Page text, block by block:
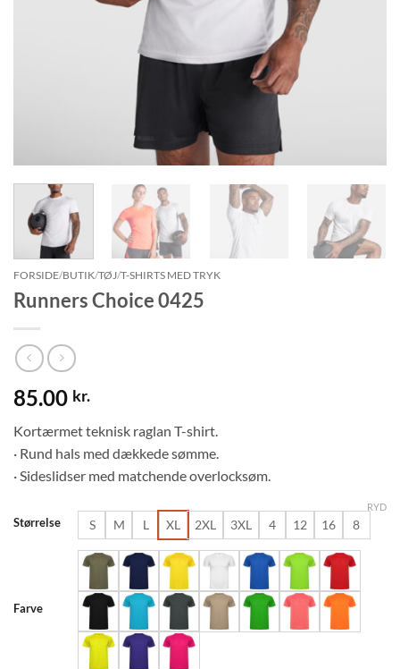
FORSIDE/BUTIK/TØJ/T-SHIRTS MED TRYK
Runners Choice 0425
85.00 kr.
Kortærmet teknisk raglan T-shirt.
· Rund hals med dækkede sømme.
· Sideslidser med matchende overlocksøm.
Størrelse S M L XL 2XL 3XL 4 12 16 8
Farve
RYD